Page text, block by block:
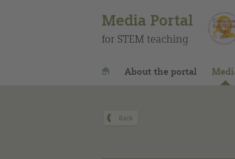
Media Portal
for STEM teaching
About the portal